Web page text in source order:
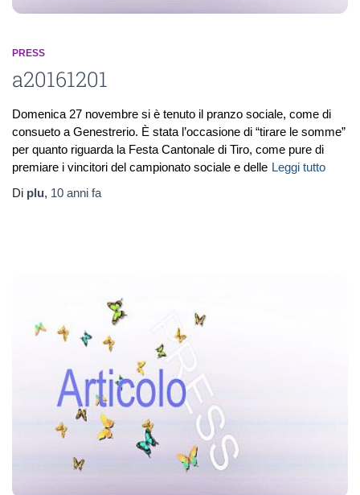
PRESS
a20161201
Domenica 27 novembre si è tenuto il pranzo sociale, come di
consueto a Genestrerio. È stata l’occasione di “tirare le somme”
per quanto riguarda la Festa Cantonale di Tiro, come pure di
premiare i vincitori del campionato sociale e delle Leggi tutto
Di plu, 10 anni fa